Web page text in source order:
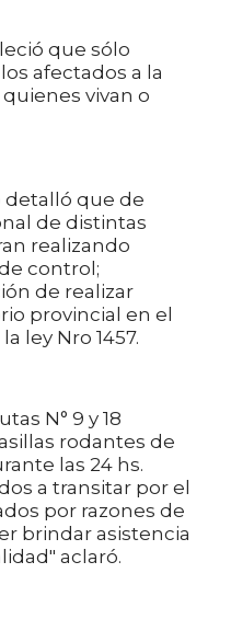
que sólo
afectados a la
vivan o
detalló que de
de distintas
realizando
control;
de realizar
provincial en el
ley Nro 1457.
N° 9 y 18
rodantes de
las 24 hs.
a transitar por el
por razones de
brindar asistencia
aclaró.